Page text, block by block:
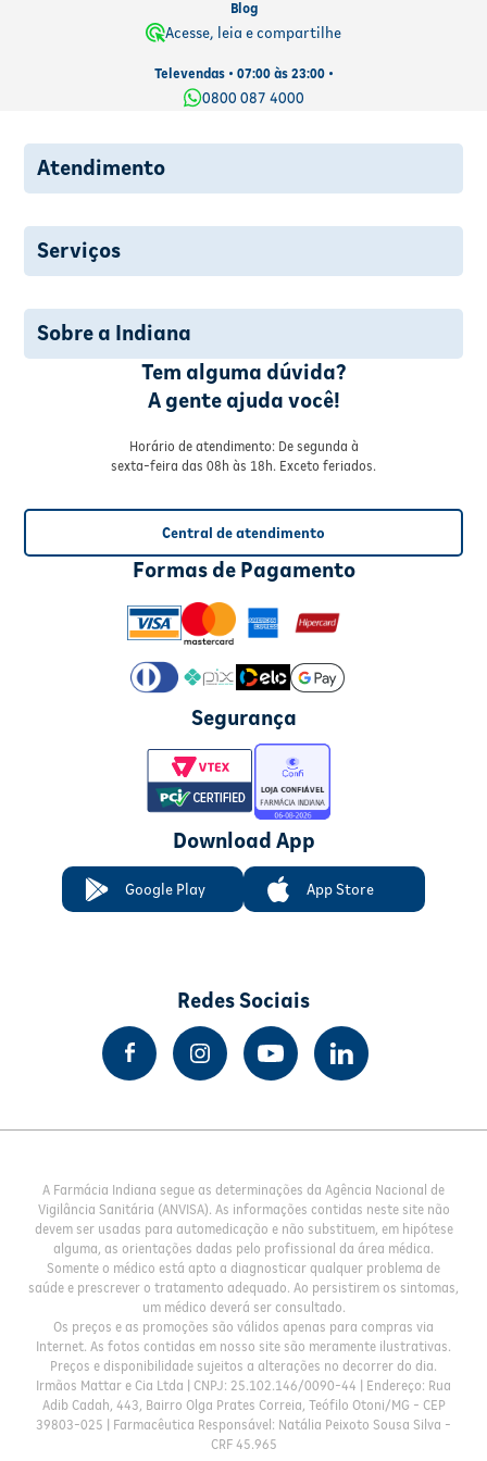
Blog
Acesse, leia e compartilhe
Televendas • 07:00 às 23:00 •
0800 087 4000
Atendimento
Serviços
Sobre a Indiana
Tem alguma dúvida?
A gente ajuda você!
Horário de atendimento: De segunda à
sexta-feira das 08h às 18h. Exceto feriados.
Central de atendimento
Formas de Pagamento
Segurança
Download App
Google Play App Store
Redes Sociais
A Farmácia Indiana segue as determinações da Agência Nacional de
Vigilância Sanitária (ANVISA). As informações contidas neste site não
devem ser usadas para automedicação e não substituem, em hipótese
alguma, as orientações dadas pelo profissional da área médica.
Somente o médico está apto a diagnosticar qualquer problema de
saúde e prescrever o tratamento adequado. Ao persistirem os sintomas,
um médico deverá ser consultado.
Os preços e as promoções são válidos apenas para compras via
Internet. As fotos contidas em nosso site são meramente ilustrativas.
Preços e disponibilidade sujeitos a alterações no decorrer do dia.
Irmãos Mattar e Cia Ltda | CNPJ: 25.102.146/0090-44 | Endereço: Rua
Adib Cadah, 443, Bairro Olga Prates Correia, Teófilo Otoni/MG - CEP
39803-025 | Farmacêutica Responsável: Natália Peixoto Sousa Silva -
CRF 45.965